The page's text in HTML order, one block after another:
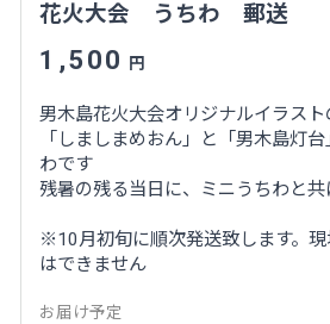
花火大会 うちわ 郵送
1,500 円
男木島花火大会オリジナルイラス
「しましまめおん」と「男木島灯
わです
残暑の残る当日に、ミニうちわと共
※10月初旬に順次発送致します。
はできません
お届け予定